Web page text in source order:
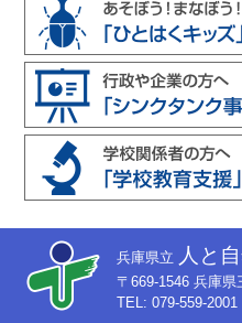
兵庫県立 人と
〒669-1546 兵庫県
TEL: 079-559-